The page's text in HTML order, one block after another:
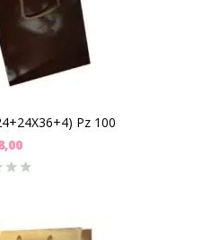
Pz 100